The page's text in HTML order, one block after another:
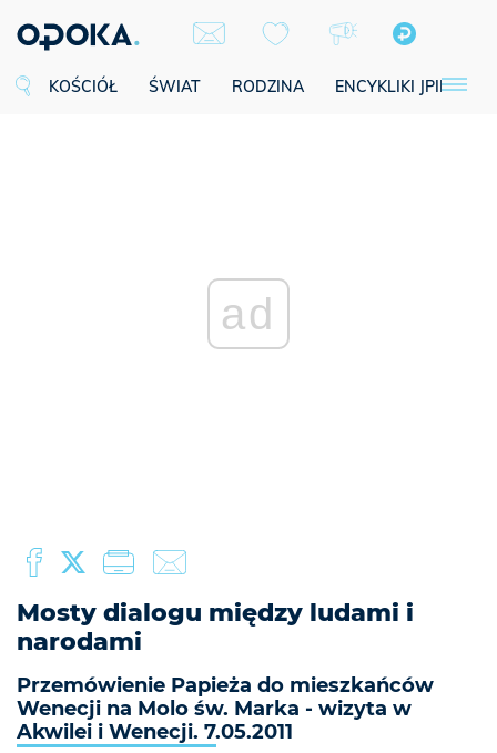
KOŚCIÓŁ ŚWIAT RODZINA ENCYKLIKI JPII
ad
Mosty dialogu między ludami i
narodami
Przemówienie Papieża do mieszkańców
Wenecji na Molo św. Marka - wizyta w
Akwilei i Wenecji. 7.05.2011